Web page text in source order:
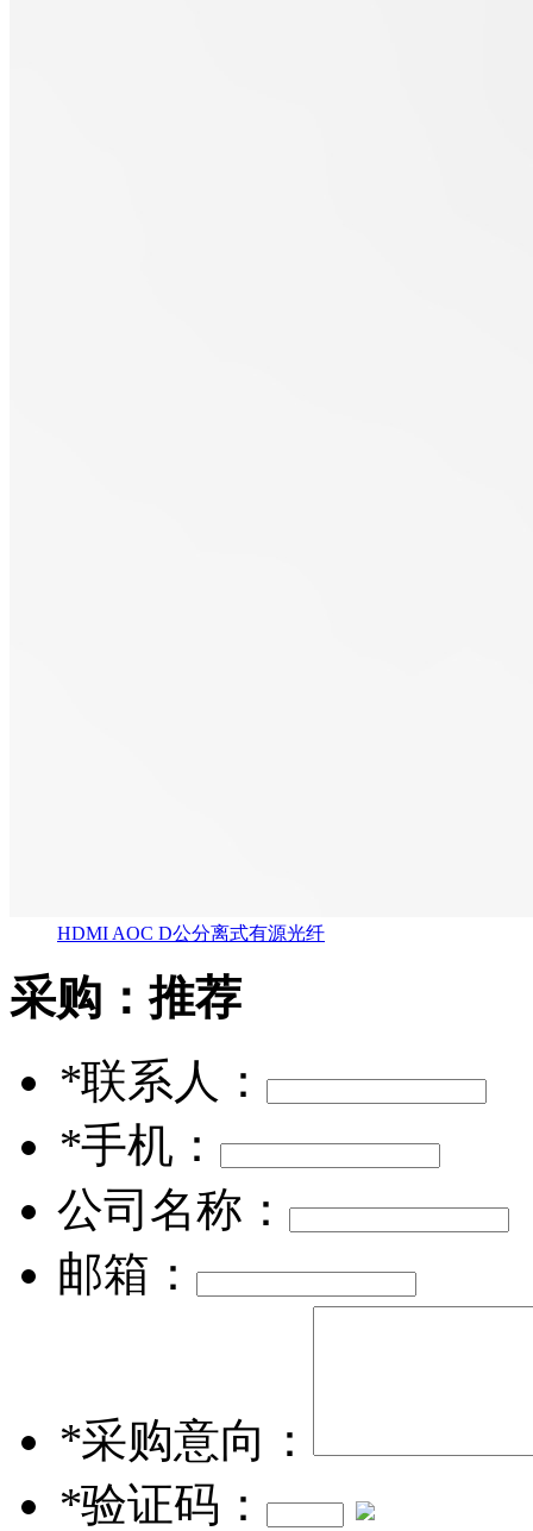
HDMI AOC D公分离式有源光纤
采购：推荐
*联系人：
*手机：
公司名称：
邮箱：
*采购意向：
*验证码：